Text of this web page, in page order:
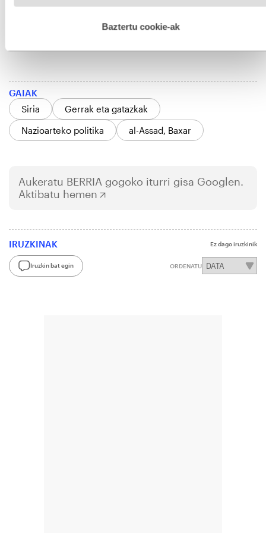
esplizitua ematen diguzu.Gehiago irakurri
Baztertu cookie-ak
GAIAK
Siria
Gerrak eta gatazkak
Nazioarteko politika
al-Assad, Baxar
Aukeratu BERRIA gogoko iturri gisa Googlen.
Aktibatu hemen
IRUZKINAK Ez dago iruzkinik
Iruzkin bat egin ORDENATU